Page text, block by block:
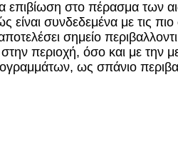
επιβίωση στο πέρασμα των
συνδεδεμένα με τις πιο
σημείο
περιοχή, όσο και με την
ως σπάνιο